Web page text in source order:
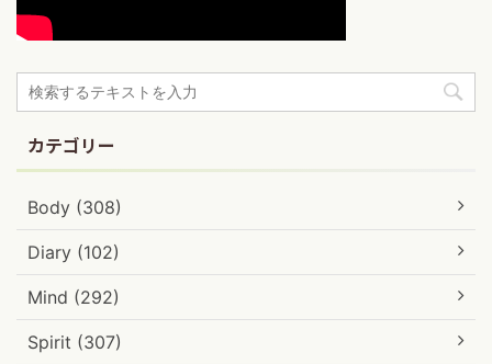
カテゴリー
Body (308)
Diary (102)
Mind (292)
Spirit (307)